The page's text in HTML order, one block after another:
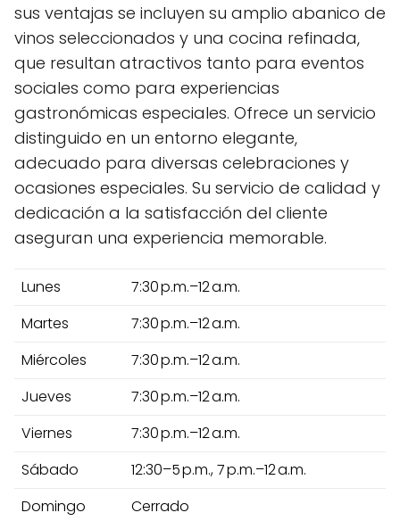
sus ventajas se incluyen su amplio abanico de
vinos seleccionados y una cocina refinada,
que resultan atractivos tanto para eventos
sociales como para experiencias
gastronómicas especiales. Ofrece un servicio
distinguido en un entorno elegante,
adecuado para diversas celebraciones y
ocasiones especiales. Su servicio de calidad y
dedicación a la satisfacción del cliente
aseguran una experiencia memorable.
Lunes
7:30 p.m.–12 a.m.
Martes
7:30 p.m.–12 a.m.
Miércoles
7:30 p.m.–12 a.m.
Jueves
7:30 p.m.–12 a.m.
Viernes
7:30 p.m.–12 a.m.
Sábado
12:30–5 p.m., 7 p.m.–12 a.m.
Domingo
Cerrado